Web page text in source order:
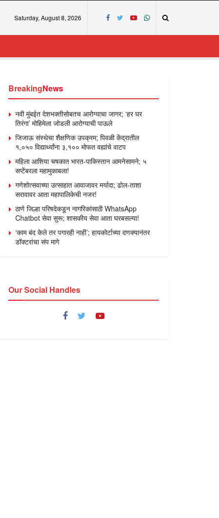
Saturday, August 8, 2026
BreakingNews
नवी मुंबईत देशभक्तीसोबतच आरोग्याचा जागर; ‘हर घर
तिरंगा’ मोहिमेला जोडली आरोग्याची पाऊले
जिजाऊ संस्थेचा शैक्षणिक उपक्रम; पिवळी केंद्रातील
१,०५० विद्यार्थ्यांना ३,१०० मोफत वह्यांचे वाटप
महिला आशिया चषकात भारत-पाकिस्तान आमनेसामने; ५
सप्टेंबरला महामुकाबला!
गणेशोत्सवाच्या उत्साहात आवाजावर मर्यादा; ढोल-ताशा
सरावावर आता महापालिकेची नजर!
ठाणे जिल्हा परिषदेकडून नागरिकांसाठी WhatsApp
Chatbot सेवा सुरू; शासकीय सेवा आता घरबसल्या!
‘काम बंद केले तर पगारही नाही’; हायकोर्टाच्या दणक्यानंतर
डॉक्टरांचा संप मागे
Our Social Handles